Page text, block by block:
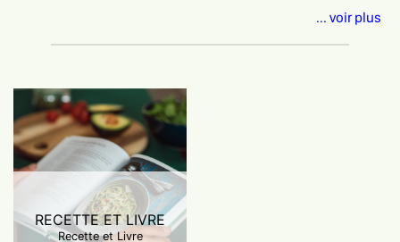
de délicieux plats et s’entoure des personnes qui souhaitent
Alors, pour les dénicher facilement, il n’y a pas de meilleur
endroit qu’ici, sur cette page d’Hadéen-place ! Vous y
trouverez : un livre éco-conçu en France sur le charbon actif,
ses bienfaits et les multiples idées de recettes pour en tirer
parti, un livre de recettes saines et bio pour maigrir, un livre de
recettes gourmandes aux fruits et légumes bio de terroirs, un
livre de recettes de cuisines bios faciles à base de volailles,
... voir plus
RECETTE ET LIVRE
Recette et Livre